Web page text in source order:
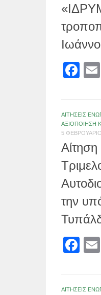
ΑΙΤΗΣΕΙΣ
ΑΞΙΟΠΟΙΗΣΗ
5
την
ΑΙΤΗΣΕΙΣ